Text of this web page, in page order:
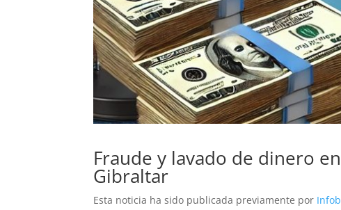
Fraude y lavado de dinero
Gibraltar
Esta noticia ha sido publicada previamente por